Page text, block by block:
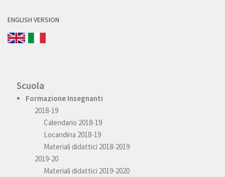
ENGLISH VERSION
Scuola
Formazione Insegnanti
2018-19
Calendario 2018-19
Locandina 2018-19
Materiali didattici 2018-2019
2019-20
Materiali didattici 2019-2020